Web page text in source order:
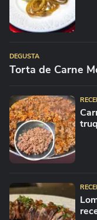
DEGUSTA
Torta de Carne